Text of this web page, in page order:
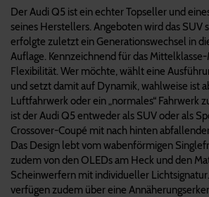
Der Audi Q5 ist ein echter Topseller und
seines Herstellers. Angeboten wird das
erfolgte zuletzt ein Generationswechsel in
Auflage. Kennzeichnend für das
Flexibilität. Wer möchte, wählt eine
und setzt damit auf Dynamik, wahlweise ist
Luftfahrwerk oder ein „normales“ Fahrwerk
ist der Audi Q5 entweder als SUV oder als
Crossover-Coupé mit nach hinten
Das Design lebt vom wabenförmigen
zudem von den OLEDs am Heck und den
Scheinwerfern mit individueller
verfügen zudem über eine